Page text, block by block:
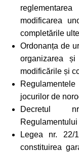
modificarea
completările
Ordonanța de
organizarea
modificările și
jocurilor de
Decretul
Legea nr. 22/
constituirea